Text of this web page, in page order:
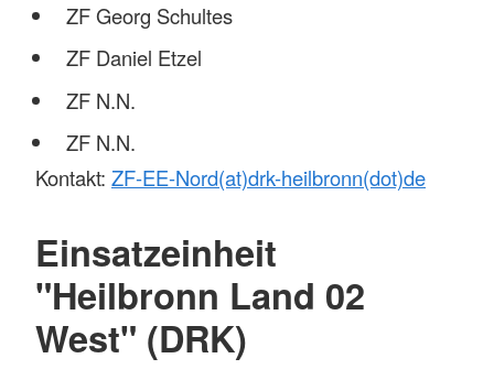
ZF Georg Schultes
ZF Daniel Etzel
ZF N.N.
ZF N.N.
Kontakt: ZF-EE-Nord(at)drk-heilbronn(dot)de
Einsatzeinheit
"Heilbronn Land 02
West" (DRK)